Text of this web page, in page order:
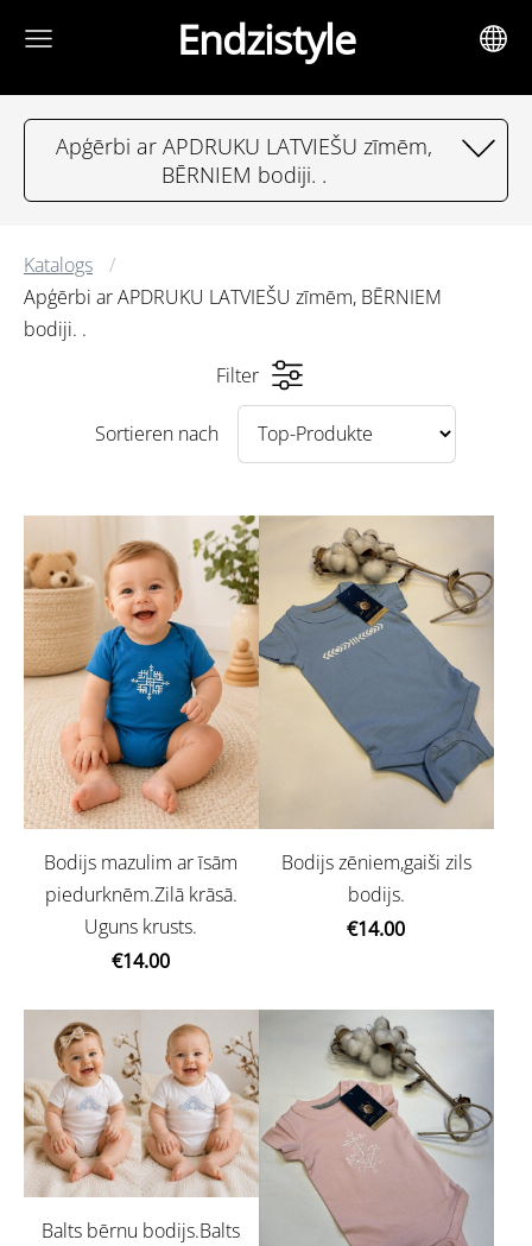
Endzistyle
Apģērbi ar APDRUKU LATVIEŠU zīmēm,
BĒRNIEM bodiji. .
Katalogs
Apģērbi ar APDRUKU LATVIEŠU zīmēm, BĒRNIEM
bodiji. .
Filter
Sortieren nach
Bodijs mazulim ar īsām
piedurknēm.Zilā krāsā.
Uguns krusts.
€14.00
Bodijs zēniem,gaiši zils
bodijs.
€14.00
Balts bērnu bodijs.Balts